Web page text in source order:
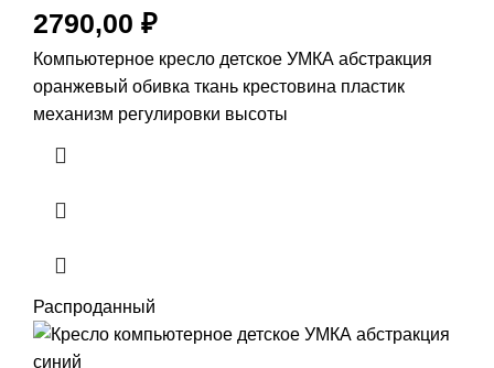
2790,00 ₽
Компьютерное кресло детское УМКА абстракция
оранжевый обивка ткань крестовина пластик
механизм регулировки высоты
Распроданный